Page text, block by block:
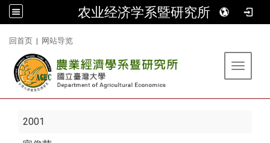
农业经济学系暨研究所
回首页 | 网站导览
Toggle
2001